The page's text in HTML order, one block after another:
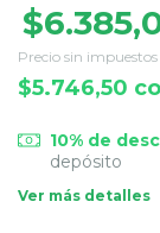
Precio sin impuestos
$5.746,50
10% de
depósito
Ver más detalles